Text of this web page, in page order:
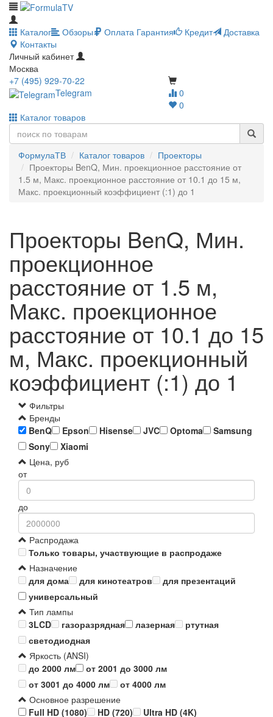
Каталог Обзоры Оплата Гарантия Кредит
Доставка
Контакты
Личный кабинет
Москва
0
0
+7 (495) 929-70-22
Telegram
Каталог товаров
ФормулаТВ Каталог товаров
Проекторы
Проекторы BenQ, Мин. проекционное расстояние от
1.5 м, Макс. проекционное расстояние от 10.1 до 15 м,
Макс. проекционный коэффициент (:1) до 1
Проекторы BenQ, Мин.
проекционное
расстояние от 1.5 м,
Макс. проекционное
расстояние от 10.1 до 15
м, Макс. проекционный
коэффициент (:1) до 1
Фильтры
Бренды
BenQ
Epson Hisense JVC Optoma
Samsung
Sony
Xiaomi
Цена, руб
от
до
Распродажа
Только товары, участвующие в распродаже
Назначение
для дома
для кинотеатров
для презентаций
универсальный
Тип лампы
3LCD
газоразрядная лазерная
ртутная
светодиодная
Яркость (ANSI)
до 2000 лм
от 2001 до 3000 лм
от 3001 до 4000 лм
от 4000 лм
Основное разрешение
Full HD (1080)
HD (720)
Ultra HD (4K)